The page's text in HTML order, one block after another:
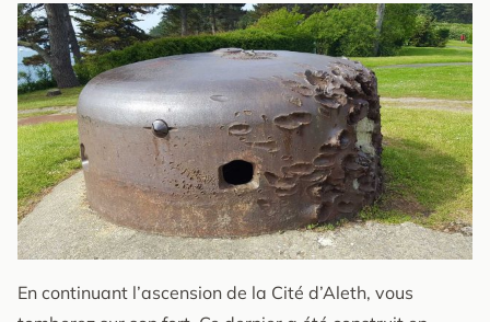
En continuant l’ascension de la Cité d’Aleth, vous